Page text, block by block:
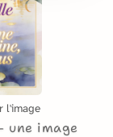
l'image
une image